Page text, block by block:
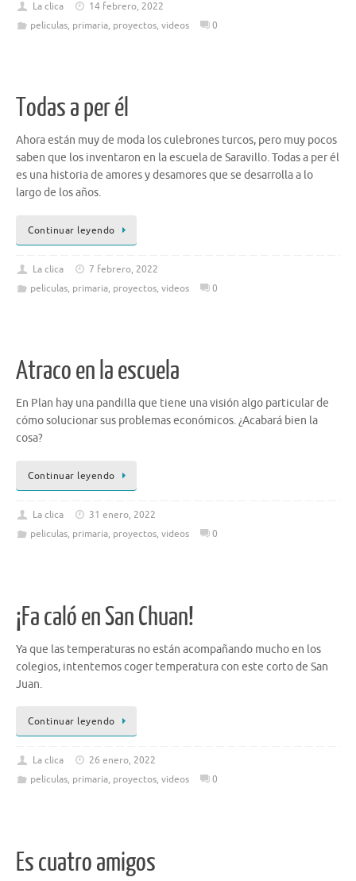
La clica
14 febrero, 2022
peliculas, primaria, proyectos, videos 0
Todas a per él
Ahora están muy de moda los culebrones turcos, pero muy pocos
saben que los inventaron en la escuela de Saravillo. Todas a per él
es una historia de amores y desamores que se desarrolla a lo
largo de los años.
Continuar leyendo
La clica
7 febrero, 2022
peliculas, primaria, proyectos, videos 0
Atraco en la escuela
En Plan hay una pandilla que tiene una visión algo particular de
cómo solucionar sus problemas económicos. ¿Acabará bien la
cosa?
Continuar leyendo
La clica
31 enero, 2022
peliculas, primaria, proyectos, videos 0
¡Fa caló en San Chuan!
Ya que las temperaturas no están acompañando mucho en los
colegios, intentemos coger temperatura con este corto de San
Juan.
Continuar leyendo
La clica
26 enero, 2022
peliculas, primaria, proyectos, videos 0
Es cuatro amigos